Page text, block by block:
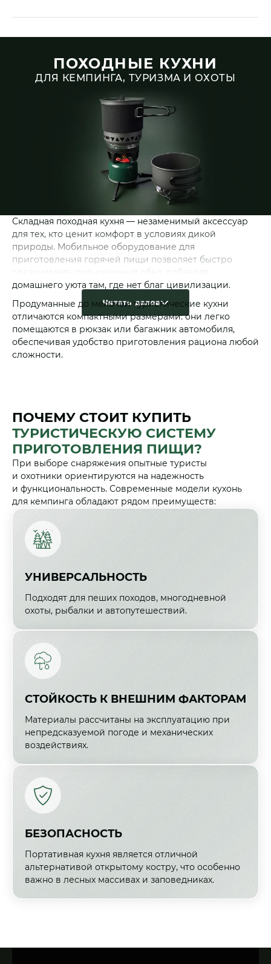
ПОХОДНЫЕ КУХНИ
ДЛЯ КЕМПИНГА, ТУРИЗМА И ОХОТЫ
Складная походная кухня — незаменимый аксессуар
для тех, кто ценит комфорт в условиях дикой
природы. Мобильное оборудование для
приготовления горячей пищи позволяет быстро
организовать полноценный обед, добавляя
домашнего уюта там, где нет благ цивилизации.
Продуманные до мелочей туристические кухни
отличаются компактными размерами: они легко
помещаются в рюкзак или багажник автомобиля,
обеспечивая удобство приготовления рациона любой
сложности.
ПОЧЕМУ СТОИТ КУПИТЬ
ТУРИСТИЧЕСКУЮ СИСТЕМУ
ПРИГОТОВЛЕНИЯ ПИЩИ?
При выборе снаряжения опытные туристы
и охотники ориентируются на надежность
и функциональность. Современные модели кухонь
для кемпинга обладают рядом преимуществ:
УНИВЕРСАЛЬНОСТЬ
Подходят для пеших походов, многодневной
охоты, рыбалки и автопутешествий.
СТОЙКОСТЬ К ВНЕШНИМ ФАКТОРАМ
Материалы рассчитаны на эксплуатацию при
непредсказуемой погоде и механических
воздействиях.
БЕЗОПАСНОСТЬ
Портативная кухня является отличной
альтернативой открытому костру, что особенно
важно в лесных массивах и заповедниках.
Читать далее